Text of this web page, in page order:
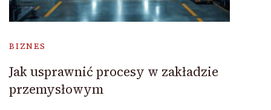
BIZNES
Jak usprawnić procesy w zakładzie
przemysłowym